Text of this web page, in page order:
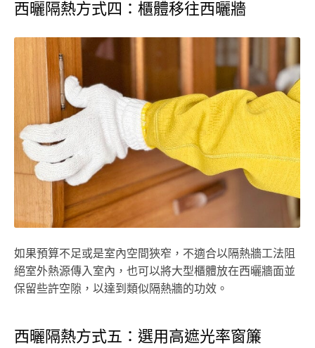
西曬隔熱方式四：櫃體移往西曬牆
如果預算不足或是室內空間狹窄，不適合以隔熱牆工法阻
絕室外熱源傳入室內，也可以將大型櫃體放在西曬牆面並
保留些許空隙，以達到類似隔熱牆的功效。
西曬隔熱方式五：選用高遮光率窗簾